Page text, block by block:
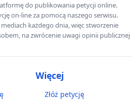
do publikowania petycji online.
on-line za pomocą naszego serwisu.
każdego dnia, więc stworzenie
na zwrócenie uwagi opinii publicznej
Więcej
Złóż petycję